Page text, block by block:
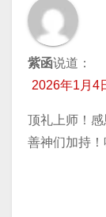
紫函说道：
2026年1月4
顶礼上师！
善神们加持！